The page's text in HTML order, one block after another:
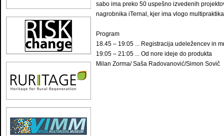
sabo ima preko 50 uspešno izvedenih
nagrobnika iTernal, kjer ima vlogo
Program
18.45 – 19:05 ... Registracija udeležencev in
19:05 – 21:05 ... Od nore ideje do produkta
Milan Zorma/ Saša Radovanović/Simon Sovič